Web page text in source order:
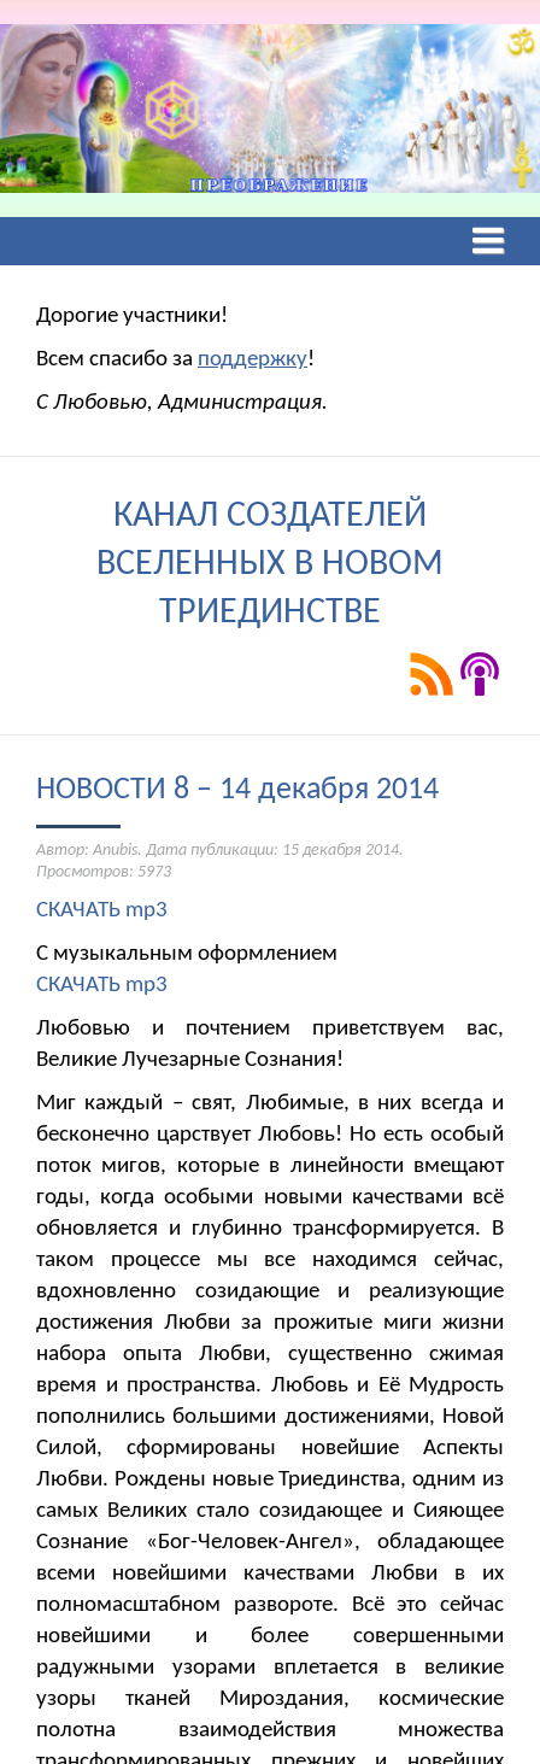
Дорогие участники!
Всем спасибо за поддержку!
С Любовью, Администрация.
КАНАЛ СОЗДАТЕЛЕЙ
ВСЕЛЕННЫХ В НОВОМ
ТРИЕДИНСТВЕ
НОВОСТИ 8 – 14 декабря 2014
Автор: Anubis. Дата публикации: 15 декабря 2014.
Просмотров: 5973
СКАЧАТЬ mp3
С музыкальным оформлением
СКАЧАТЬ mp3
Любовью и почтением приветствуем вас,
Великие Лучезарные Сознания!
Миг каждый – свят, Любимые, в них всегда и
бесконечно царствует Любовь! Но есть особый
поток мигов, которые в линейности вмещают
годы, когда особыми новыми качествами всё
обновляется и глубинно трансформируется. В
таком процессе мы все находимся сейчас,
вдохновленно созидающие и реализующие
достижения Любви за прожитые миги жизни
набора опыта Любви, существенно сжимая
время и пространства. Любовь и Её Мудрость
пополнились большими достижениями, Новой
Силой, сформированы новейшие Аспекты
Любви. Рождены новые Триединства, одним из
самых Великих стало созидающее и Сияющее
Сознание «Бог-Человек-Ангел», обладающее
всеми новейшими качествами Любви в их
полномасштабном развороте. Всё это сейчас
новейшими и более совершенными
радужными узорами вплетается в великие
узоры тканей Мироздания, космические
полотна взаимодействия множества